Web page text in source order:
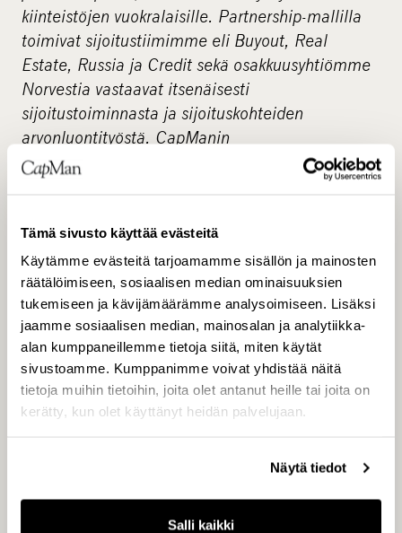
Tämä sivusto käyttää evästeitä
Käytämme evästeitä tarjoamamme sisällön ja mainosten
räätälöimiseen, sosiaalisen median ominaisuuksien
tukemiseen ja kävijämäärämme analysoimiseen. Lisäksi
jaamme sosiaalisen median, mainosalan ja analytiikka-
alan kumppaneillemme tietoja siitä, miten käytät
sivustoamme. Kumppanimme voivat yhdistää näitä
tietoja muihin tietoihin, joita olet antanut heille tai joita on
kerätty, kun olet käyttänyt heidän palvelujaan.
Näytä tiedot
Salli kaikki
kiinteistöjen vuokralaisille. Partnership-mallilla
toimivat sijoitustiimimme eli Buyout, Real
Estate, Russia ja Credit sekä osakkuusyhtiömme
Norvestia vastaavat itsenäisesti
sijoitustoiminnasta ja sijoituskohteiden
arvonluontityöstä. CapManin
palveluliiketoimintaan kuuluvat muun muassa
varainhankinnan, hankinta- ja ostotoiminnan sekä
että ulkoisille asiakkaille. Palveluksessamme on
noin 100 pääomasijoittamisen ammattilaista ja
hallinnoimme rahastoissamme noin 3,0 miljardin
euron pääomia.
Tristan Capital Partnerswww.tristancap.com
Tristan Capital Partners on työntekijöidensä
omistama yritys, joka on erikoistunut
ja Manner-Euroopassa.Tristan toimiiCurzon
Capital Partners IV:n jaCurzon Capital Partners
III:n ja pääomarahastojen European Property